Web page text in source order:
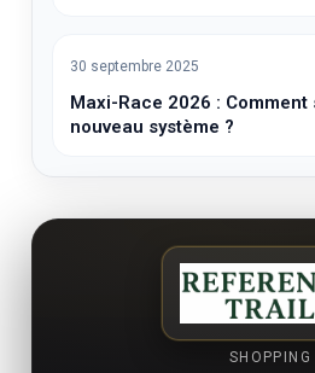
30 septembre 2025
Maxi-Race 2026 : Comment
nouveau système ?
SHOPPING